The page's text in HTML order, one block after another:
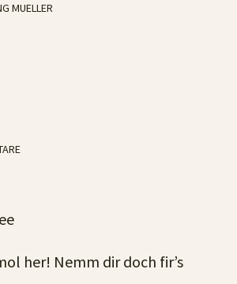
MUELLER
her! Nemm dir doch fir’s